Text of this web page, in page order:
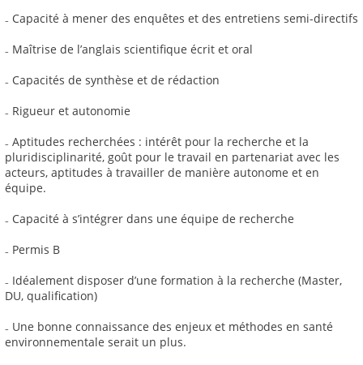
₋ Capacité à mener des enquêtes et des entretiens semi-directifs
₋ Maîtrise de l’anglais scientifique écrit et oral
₋ Capacités de synthèse et de rédaction
₋ Rigueur et autonomie
₋ Aptitudes recherchées : intérêt pour la recherche et la
pluridisciplinarité, goût pour le travail en partenariat avec les
acteurs, aptitudes à travailler de manière autonome et en
équipe.
₋ Capacité à s’intégrer dans une équipe de recherche
₋ Permis B
₋ Idéalement disposer d’une formation à la recherche (Master,
DU, qualification)
₋ Une bonne connaissance des enjeux et méthodes en santé
environnementale serait un plus.